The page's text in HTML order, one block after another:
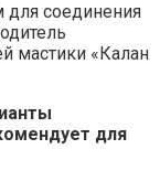
для соединения
мастики «Калан
для